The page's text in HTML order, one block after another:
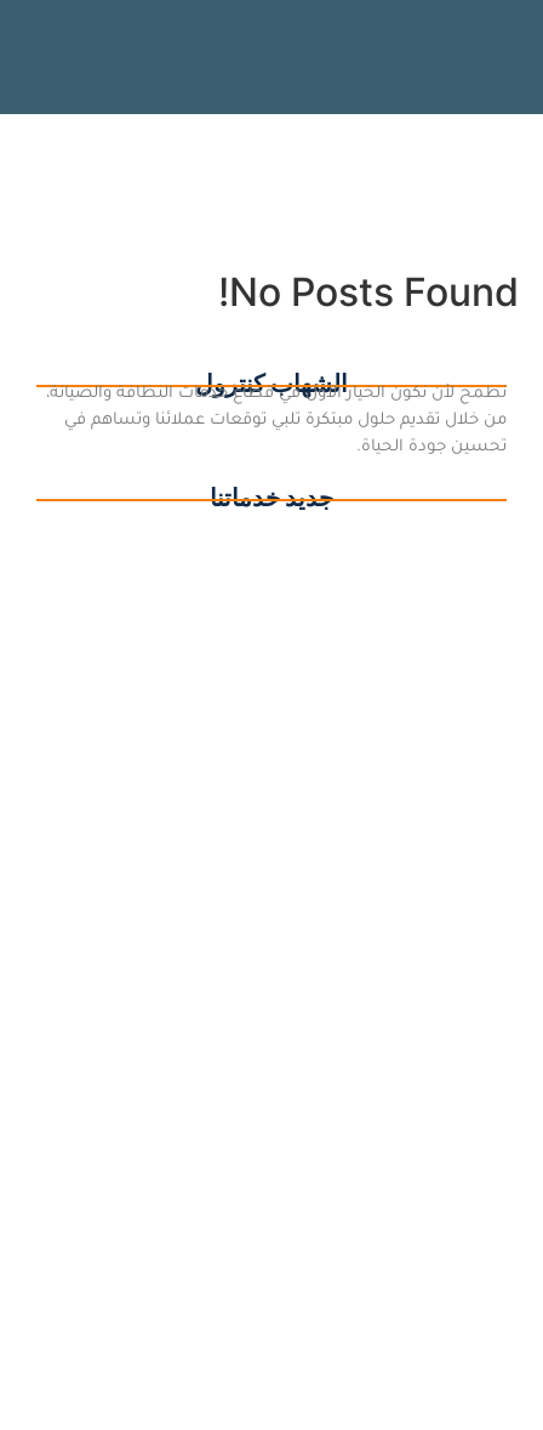
No Posts Found!
الشهاب كنترول
نطمح لأن نكون الخيار الأول في قطاع خدمات النظافة والصيانة،
من خلال تقديم حلول مبتكرة تلبي توقعات عملائنا وتساهم في
تحسين جودة الحياة.
جديد خدماتنا